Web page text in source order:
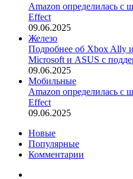
Amazon определилась с
Effect
09.06.2025
Железо
Подробнее об Xbox Ally
Microsoft и ASUS с
09.06.2025
Мобильные
Amazon определилась с
Effect
09.06.2025
Новые
Популярные
Комментарии